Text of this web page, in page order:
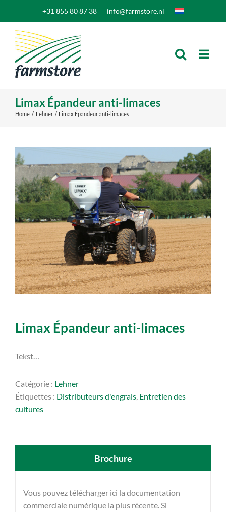
content
+31 855 80 87 38 info@farmstore.nl
Limax Épandeur anti-limaces
Home Lehner Limax Épandeur anti-limaces
Limax Épandeur anti-limaces
Tekst…
Catégorie : Lehner
Étiquettes : Distributeurs d'engrais Entretien des
cultures
Brochure
Vous pouvez télécharger ici la documentation
commerciale numérique la plus récente. Si